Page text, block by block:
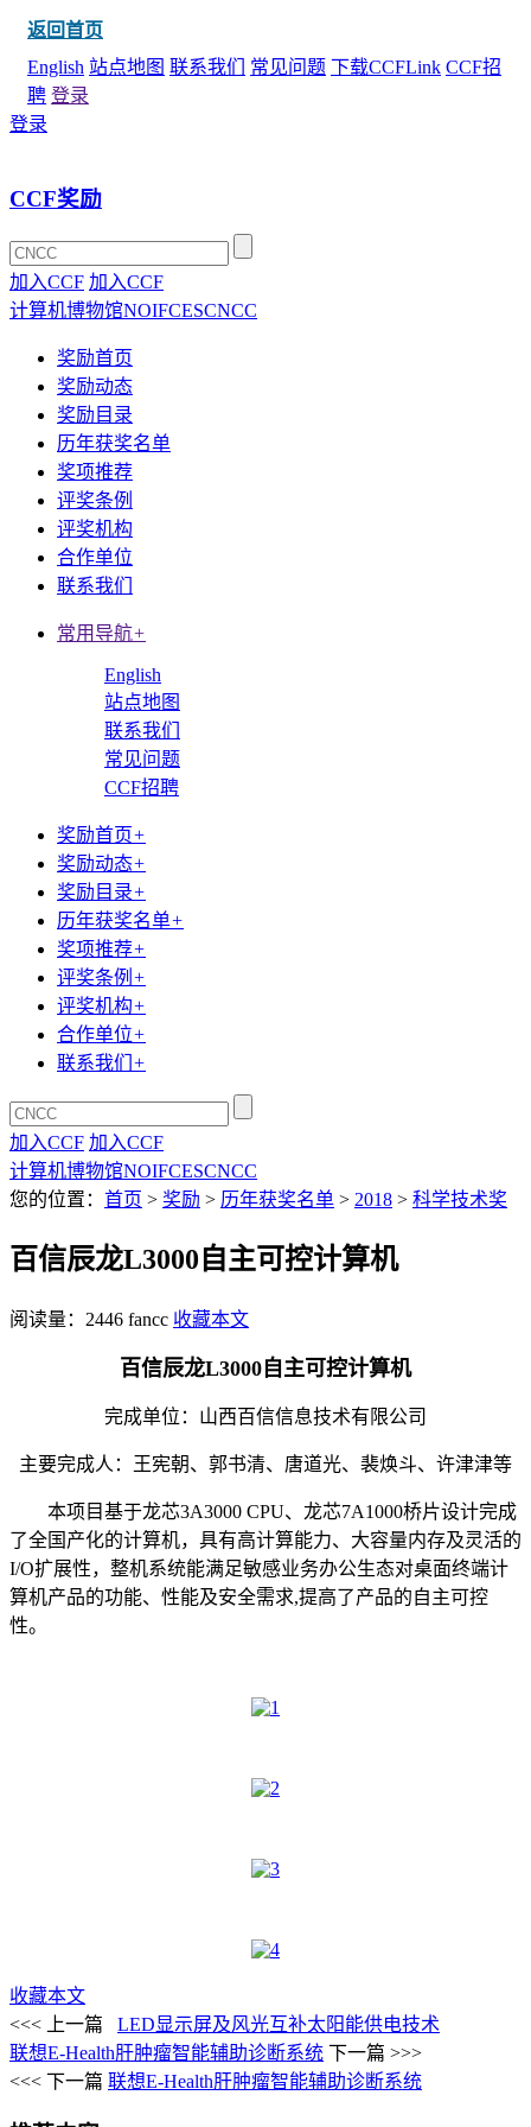
返回首页
English 站点地图 联系我们 常见问题 下载CCFLink CCF招
聘 登录
登录
CCF奖励
加入CCF 加入CCF
计算机博物馆NOIFCESCNCC
奖励首页
奖励动态
奖励目录
历年获奖名单
奖项推荐
评奖条例
评奖机构
合作单位
联系我们
常用导航+
English
站点地图
联系我们
常见问题
CCF招聘
奖励首页+
奖励动态+
奖励目录+
历年获奖名单+
奖项推荐+
评奖条例 +
评奖机构+
合作单位+
联系我们 +
加入CCF 加入CCF
计算机博物馆NOIFCESCNCC
您的位置： 首页 > 奖励 > 历年获奖名单 > 2018 > 科学技术奖
百信辰龙L3000自主可控计算机
阅读量： 2446 fancc 收藏本文
百信辰龙L3000自主可控计算机
完成单位：山西百信信息技术有限公司
主要完成人：王宪朝、郭书清、唐道光、裴焕斗、许津津等
本项目基于龙芯3A3000 CPU、龙芯7A1000桥片设计完成
了全国产化的计算机，具有高计算能力、大容量内存及灵活的
I/O扩展性，整机系统能满足敏感业务办公生态对桌面终端计
算机产品的功能、性能及安全需求,提高了产品的自主可控
性。
收藏本文
<<< 上一篇
LED显示屏及风光互补太阳能供电技术
联想E-Health肝肿瘤智能辅助诊断系统 下一篇 >>>
<<< 下一篇 联想E-Health肝肿瘤智能辅助诊断系统